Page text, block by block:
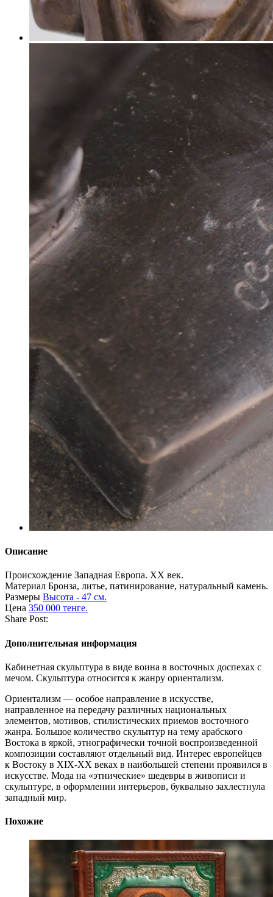
Описание
Происхождение Западная Европа. ХХ век.
Материал Бронза, литье, патинирование, натуральный камень.
Размеры Высота - 47 см.
Цена 350 000 тенге.
Share Post:
Дополнительная информация
Кабинетная скульптура в виде воина в восточных доспехах с
мечом. Скульптура относится к жанру ориентализм.
Ориентализм — особое направление в искусстве,
направленное на передачу различных национальных
элементов, мотивов, стилистических приемов восточного
жанра. Большое количество скульптур на тему арабского
Востока в яркой, этнографически точной воспроизведенной
композиции составляют отдельный вид. Интерес европейцев
к Востоку в XIX-XX веках в наибольшей степени проявился в
искусстве. Мода на «этнические» шедевры в живописи и
скульптуре, в оформлении интерьеров, буквально захлестнула
западный мир.
Похожие